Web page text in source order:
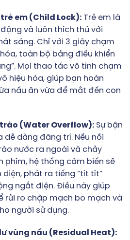
em (Child Lock):Trẻ em là
và luôn thích thú với
sáng. Chỉ với 3 giây chạm
toàn bộ bảng điều khiển
Mọi thao tác vô tình chạm
hiệu hóa, giúp bạn hoàn
nấu ăn vừa để mắt đến con
(Water Overflow):Sự bận
dễ dàng đãng trí. Nếu nồi
nước ra ngoài và chảy
phím, hệ thống cảm biến sẽ
phát ra tiếng “tít tít”
ngắt điện. Điều này giúp
rủi ro chập mạch bo mạch và
người sử dụng.
vùng nấu (Residual Heat):